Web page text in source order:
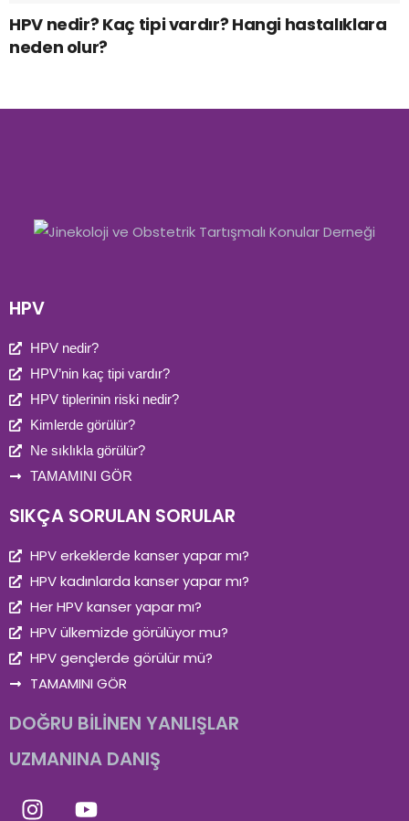
HPV nedir? Kaç tipi vardır? Hangi hastalıklara
neden olur?
HPV
HPV nedir?
HPV’nin kaç tipi vardır?
HPV tiplerinin riski nedir?
Kimlerde görülür?
Ne sıklıkla görülür?
TAMAMINI GÖR
SIKÇA SORULAN SORULAR
HPV erkeklerde kanser yapar mı?
HPV kadınlarda kanser yapar mı?
Her HPV kanser yapar mı?
HPV ülkemizde görülüyor mu?
HPV gençlerde görülür mü?
TAMAMINI GÖR
DOĞRU BİLİNEN YANLIŞLAR
UZMANINA DANIŞ